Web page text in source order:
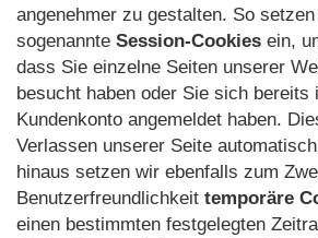
angenehmer zu gestalten. So
sogenannte Session-Cookies ein,
dass Sie einzelne Seiten unserer
besucht haben oder Sie sich bereits
Kundenkonto angemeldet haben.
Verlassen unserer Seite
hinaus setzen wir ebenfalls zum
Benutzerfreundlichkeit temporäre
einen bestimmten festgelegten